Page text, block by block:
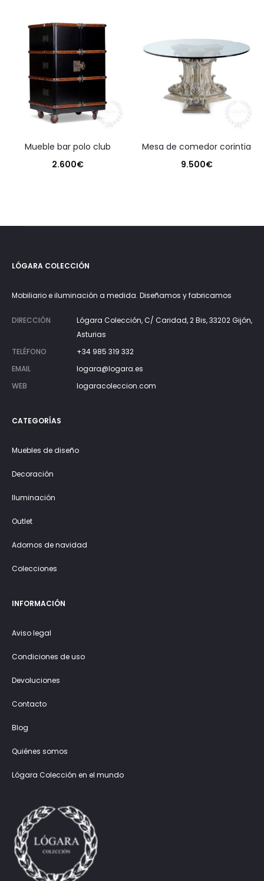
mueble bar polo club
2.600€
mesa de comedor corintia
9.500€
LÓGARA COLECCIÓN
Mobiliario e iluminación a medida. Diseñamos y fabricamos
DIRECCIÓN
Lógara Colección, C/ Caridad, 2 Bis, 33202 Gijón,
Asturias
TELÉFONO
+34 985 319 332
EMAIL
logara@logara.es
WEB
logaracoleccion.com
CATEGORÍAS
Muebles de diseño
Decoración
Iluminación
Outlet
Adornos de navidad
Colecciones
INFORMACIÓN
Aviso legal
Condiciones de uso
Devoluciones
Contacto
Blog
Quiénes somos
Lógara Colección en el mundo